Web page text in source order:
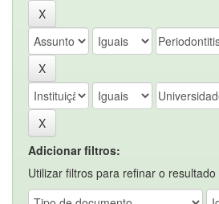
Adicionar filtros:
Utilizar filtros para refinar o